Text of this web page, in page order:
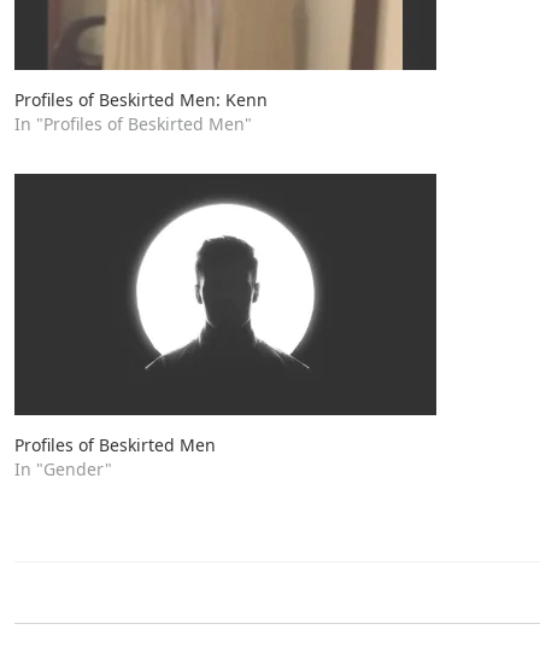
Profiles of Beskirted Men: Kenn
In "Profiles of Beskirted Men"
Profiles of Beskirted Men
In "Gender"